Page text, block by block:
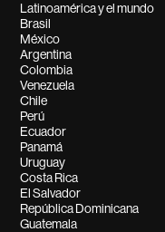
Latinoamérica y el mundo
Brasil
México
Argentina
Colombia
Venezuela
Chile
Perú
Ecuador
Panamá
Uruguay
Costa Rica
El Salvador
República Dominicana
Guatemala